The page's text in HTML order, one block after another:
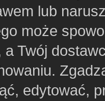
lub
może
a Twój
edytować,